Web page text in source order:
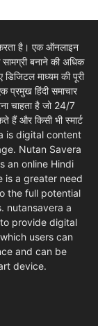
है। एक ऑनलाइन
बनाने की अधिक
माध्यम की पूरी
हिंदी समाचार
चाहता है जो 24/7
हैं और किसी भी स्मार्ट
is digital content
Nutan Savera
an online Hindi
is a greater need
the full potential
nutansavera a
provide digital
users can
and can be
device.